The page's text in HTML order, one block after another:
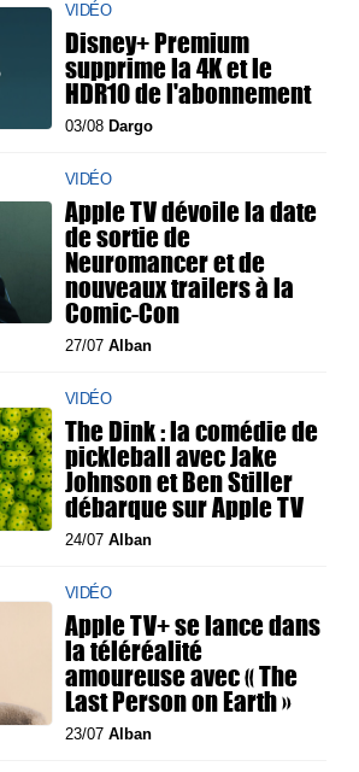
VIDÉO
Disney+ Premium
supprime la 4K et le
HDR10 de l'abonnement
03/08 Dargo
VIDÉO
Apple TV dévoile la date
de sortie de
Neuromancer et de
nouveaux trailers à la
Comic-Con
27/07 Alban
VIDÉO
The Dink : la comédie de
pickleball avec Jake
Johnson et Ben Stiller
débarque sur Apple TV
24/07 Alban
VIDÉO
Apple TV+ se lance dans
la téléréalité
amoureuse avec « The
Last Person on Earth »
23/07 Alban